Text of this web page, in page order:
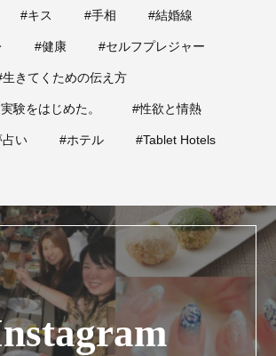
#キス #手相 #結婚線
#健康 #セルフプレジャー
生きてくための伝え方
験をはじめた。 #性欲と情熱
占い #ホテル #Tablet Hotels